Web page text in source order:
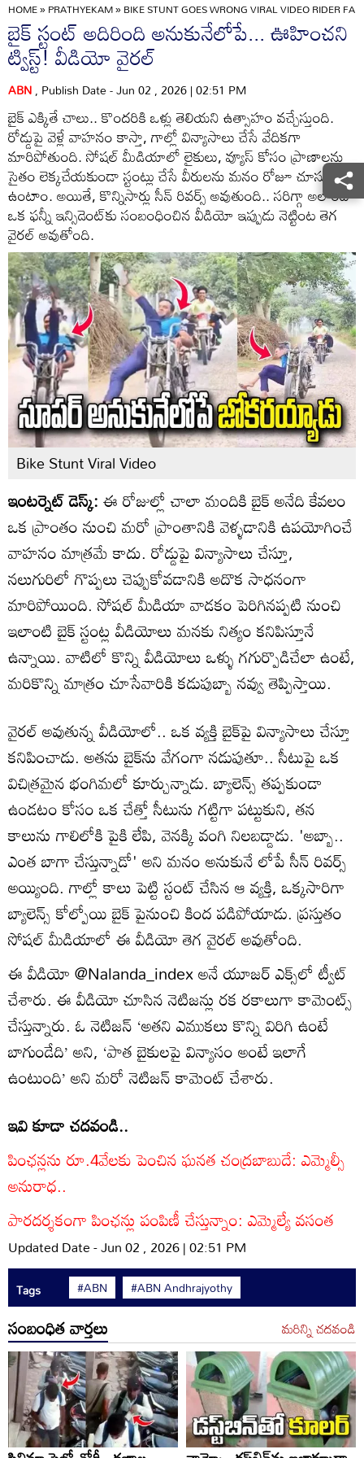
HOME»PRATHYEKAM»BIKE STUNT GOES WRONG VIRAL VIDEO RIDER
బైక్ స్టంట్ అదిరింది అనుకునేలోపే... ఊహించని
ట్విస్ట్! వీడియో వైరల్
ABN, Publish Date - Jun 02 , 2026 | 02:51 PM
బైక్ ఎక్కితే చాలు.. కొందరికి ఒళ్లు తెలియని ఉత్సాహం వచ్చేస్తుంది.
రోడ్డుపై వెళ్లే వాహనం కాస్తా, గాల్లో విన్యాసాలు చేసే వేదికగా
మారిపోతుంది. సోషల్ మీడియాలో లైకులు, వ్యూస్ కోసం ప్రాణాలను
సైతం లెక్కచేయకుండా స్టంట్లు చేసే వీరులను మనం రోజూ చూస్తూనే
ఉంటాం. అయితే, కొన్నిసార్లు సీన్ రివర్స్ అవుతుంది.. సరిగ్గా అలాంటి
ఒక ఫన్నీ ఇన్సిడెంట్‌కు సంబంధించిన వీడియో ఇప్పుడు నెట్టింట తెగ
వైరల్ అవుతోంది.
Bike Stunt Viral Video
ఇంటర్నెట్ డెస్క్:ఈ రోజుల్లో చాలా మందికి బైక్ అనేది కేవలం
ఒక ప్రాంతం నుంచి మరో ప్రాంతానికి వెళ్ళడానికి ఉపయోగించే
వాహనం మాత్రమే కాదు. రోడ్డుపై విన్యాసాలు చేస్తూ,
నలుగురిలో గొప్పలు చెప్పుకోవడానికి అదొక సాధనంగా
మారిపోయింది. సోషల్ మీడియా వాడకం పెరిగినప్పటి నుంచి
ఇలాంటి బైక్ స్టంట్ల వీడియోలు మనకు నిత్యం కనిపిస్తూనే
ఉన్నాయి. వాటిలో కొన్ని వీడియోలు ఒళ్ళు గగుర్పొడిచేలా ఉంటే,
మరికొన్ని మాత్రం చూసేవారికి కడుపుబ్బా నవ్వు తెప్పిస్తాయి.
వైరల్ అవుతున్న వీడియోలో.. ఒక వ్యక్తి బైక్‌పై విన్యాసాలు చేస్తూ
కనిపించాడు. అతను బైక్‌ను వేగంగా నడుపుతూ.. సీటుపై ఒక
విచిత్రమైన భంగిమలో కూర్చున్నాడు. బ్యాలెన్స్ తప్పకుండా
ఉండటం కోసం ఒక చేత్తో సీటును గట్టిగా పట్టుకుని, తన
కాలును గాలిలోకి పైకి లేపి, వెనక్కి వంగి నిలబడ్డాడు. 'అబ్బా..
ఎంత బాగా చేస్తున్నాడో' అని మనం అనుకునే లోపే సీన్ రివర్స్
అయ్యింది. గాల్లో కాలు పెట్టి స్టంట్ చేసిన ఆ వ్యక్తి, ఒక్కసారిగా
బ్యాలెన్స్ కోల్పోయి బైక్ పైనుంచి కింద పడిపోయాడు. ప్రస్తుతం
సోషల్ మీడియాలో ఈ వీడియో తెగ వైరల్ అవుతోంది.
ఈ వీడియో @Nalanda_index అనే యూజర్ ఎక్స్‌లో ట్వీట్
చేశారు. ఈ వీడియో చూసిన నెటిజన్లు రక రకాలుగా కామెంట్స్
చేస్తున్నారు. ఓ నెటిజన్ ‘అతని ఎముకలు కొన్ని విరిగి ఉంటే
బాగుండేది’ అని, ‘పాత బైకులపై విన్యాసం అంటే ఇలాగే
ఉంటుంది’ అని మరో నెటిజన్ కామెంట్ చేశారు.
ఇవి కూడా చదవండి..
పింఛన్లను రూ.4వేలకు పెంచిన ఘనత చంద్రబాబుదే: ఎమ్మెల్సీ
అనురాధ..
పారదర్శకంగా పింఛన్లు పంపిణీ చేస్తున్నాం: ఎమ్మెల్యే వసంత
Updated Date - Jun 02 , 2026 | 02:51 PM
Tags #ABN #ABN Andhrajyothy
సంబంధిత వార్తలు మరిన్ని చదవండి